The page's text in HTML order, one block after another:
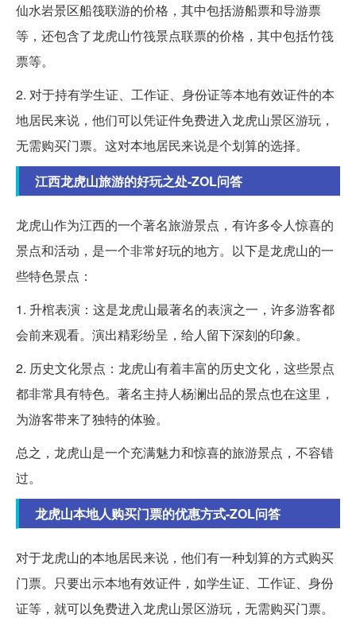
仙水岩景区船筏联游的价格，其中包括游船票和导游票
等，还包含了龙虎山竹筏景点联票的价格，其中包括竹筏
票等。
2. 对于持有学生证、工作证、身份证等本地有效证件的本
地居民来说，他们可以凭证件免费进入龙虎山景区游玩，
无需购买门票。这对本地居民来说是个划算的选择。
江西龙虎山旅游的好玩之处-ZOL问答
龙虎山作为江西的一个著名旅游景点，有许多令人惊喜的
景点和活动，是一个非常好玩的地方。以下是龙虎山的一
些特色景点：
1. 升棺表演：这是龙虎山最著名的表演之一，许多游客都
会前来观看。演出精彩纷呈，给人留下深刻的印象。
2. 历史文化景点：龙虎山有着丰富的历史文化，这些景点
都非常具有特色。著名主持人杨澜出品的景点也在这里，
为游客带来了独特的体验。
总之，龙虎山是一个充满魅力和惊喜的旅游景点，不容错
过。
龙虎山本地人购买门票的优惠方式-ZOL问答
对于龙虎山的本地居民来说，他们有一种划算的方式购买
门票。只要出示本地有效证件，如学生证、工作证、身份
证等，就可以免费进入龙虎山景区游玩，无需购买门票。